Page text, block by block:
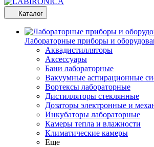
Каталог
Лабораторные приборы и
Аквадистилляторы
Аксессуары
Бани лабораторные
Вакуумные аспирационные
Вортексы лабораторные
Дистилляторы стеклянные
Дозаторы электронные и
Инкубаторы лабораторные
Камеры тепла и влажности
Климатические камеры
Еще